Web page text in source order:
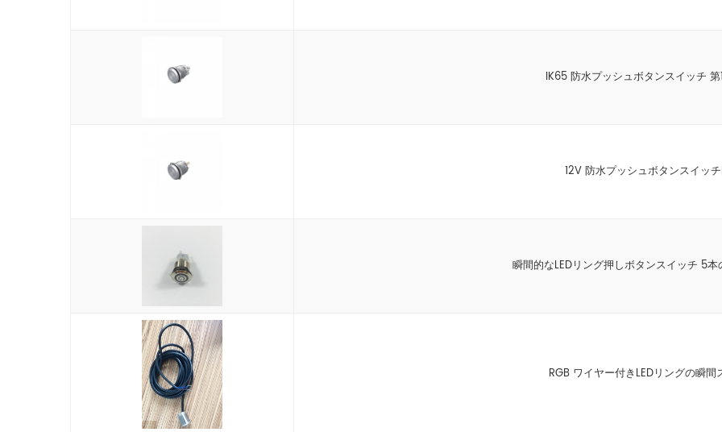
IK65 防水プッシュボタンスイッチ
12V 防水プッシュボタンスイッ
瞬間的なLEDリング押しボタンスイッチ 5本
RGB ワイヤー付きLEDリングの瞬間